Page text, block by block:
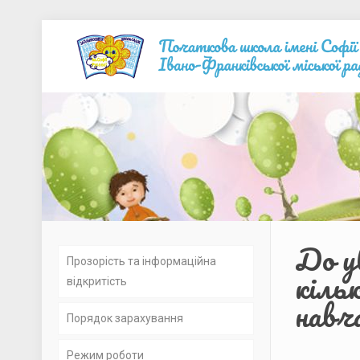
До
Прозорість та інформаційна
відкритість
Установчі документи
Освітні програми та навчальні
Порядок зарахування
Режим роботи